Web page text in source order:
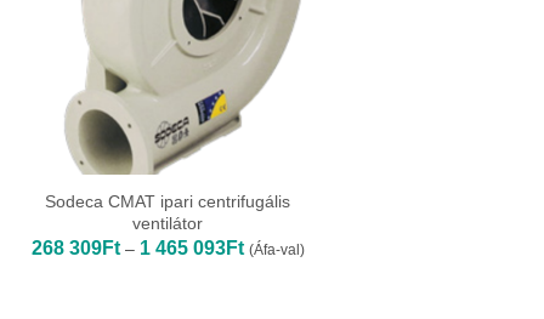
Sodeca CMAT ipari centrifugális
ventilátor
268 309Ft – 1 465 093FtÁrtartomány:
268
(Áfa-val)